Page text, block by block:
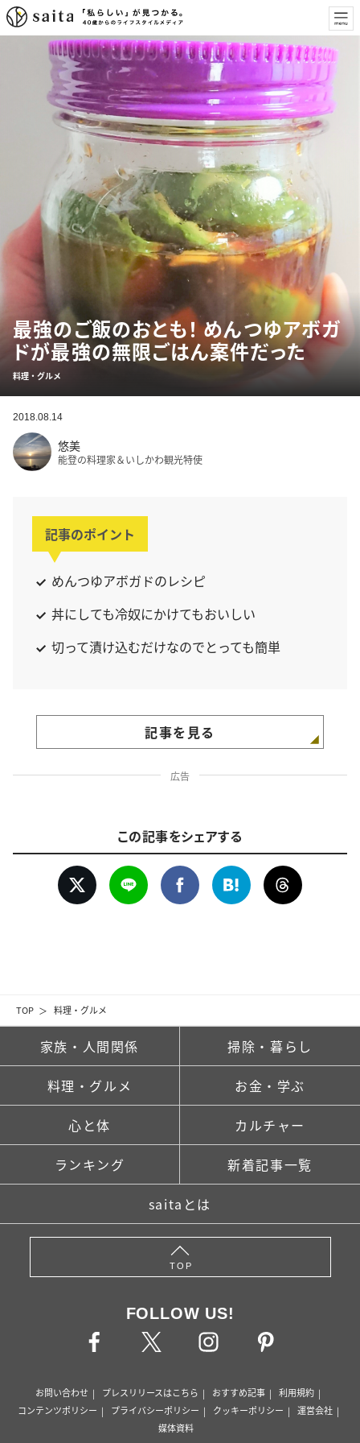
TOP 料理・グルメ
最強のご飯のおとも！ めんつゆアボガ
ドが最強の無限ごはん案件だった
料理・グルメ
2018.08.14
悠美
能登の料理家＆いしかわ観光特使
記事のポイント
めんつゆアボガドのレシピ
丼にしても冷奴にかけてもおいしい
切って漬け込むだけなのでとっても簡単
記事を見る
広告
この記事をシェアする
家族・人間関係 掃除・暮らし
料理・グルメ お金・学ぶ
心と体 カルチャー
ランキング 新着記事一覧
saitaとは
TOP
FOLLOW US!
お問い合わせ プレスリリースはこちら おすすめ記事
利用規約
コンテンツポリシー
プライバシーポリシー クッキーポリシー
運営会社
媒体資料